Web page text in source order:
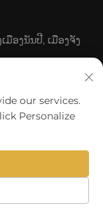
ອງນັນປີ, ເມືອງຈັງ
Supply
our services.
Personalize